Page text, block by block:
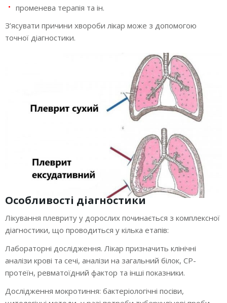
променева терапія та ін.
З’ясувати причини хвороби лікар може з допомогою
точної діагностики.
Особливості діагностики
Лікування плевриту у дорослих починається з комплексної
діагностики, що проводиться у кілька етапів:
Лабораторні дослідження. Лікар призначить клінічні
аналізи крові та сечі, аналізи на загальний білок, СР-
протеїн, ревматоїдний фактор та інші показники.
Дослідження мокротиння: бактеріологічні посіви,